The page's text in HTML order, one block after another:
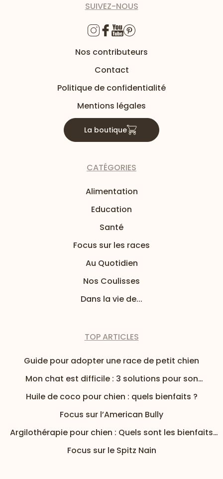
SUIVEZ-NOUS
Nos contributeurs
Contact
Politique de confidentialité
Mentions légales
La boutique
CATÉGORIES
Alimentation
Education
Santé
Focus sur les races
Au Quotidien
Nos Coulisses
Dans la vie de...
TOP ARTICLES
Guide pour adopter une race de petit chien
Mon chat est difficile : 3 solutions pour son
alimentation
Huile de coco pour chien : quels bienfaits ?
Focus sur l’American Bully
Argilothérapie pour chien : Quels sont les bienfaits
de l’argile pour mon chien ?
Focus sur le Spitz Nain